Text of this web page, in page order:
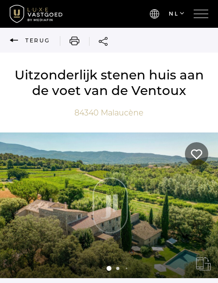
NL
TERUG AFDRUKKEN
Uitzonderlijk stenen huis aan
de voet van de Ventoux
84340 Malaucène